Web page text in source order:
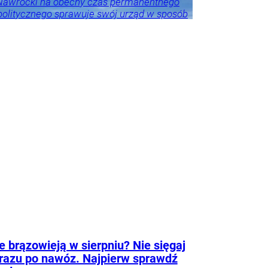
sprawuje swój urząd w sposób
brązowieją w sierpniu? Nie sięgaj
po nawóz. Najpierw sprawdź